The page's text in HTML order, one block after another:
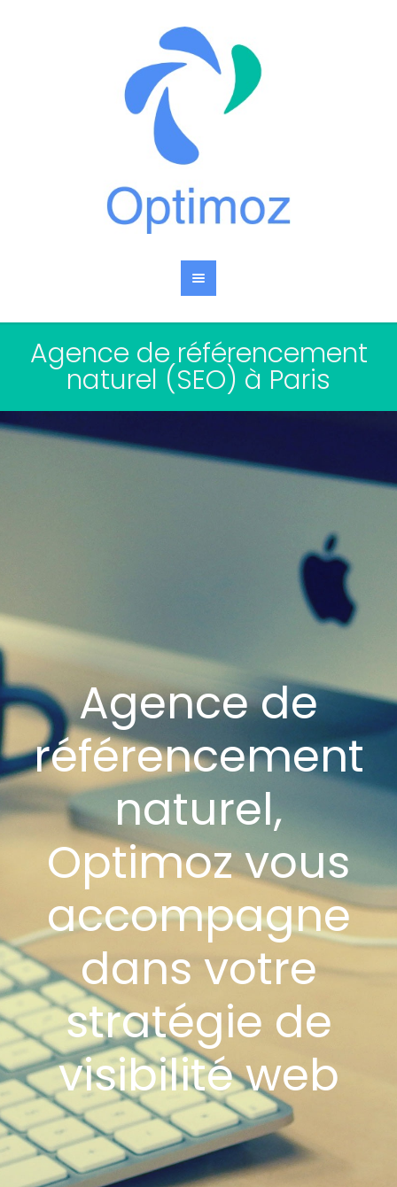
Agence de référencement
naturel (SEO) à Paris
Agence de
référencement
naturel,
Optimoz vous
accompagne
dans votre
stratégie de
visibilité web